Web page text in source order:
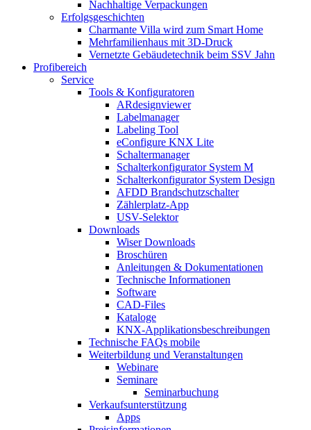
Nachhaltige Verpackungen
Erfolgsgeschichten
Charmante Villa wird zum Smart Home
Mehrfamilienhaus mit 3D-Druck
Vernetzte Gebäudetechnik beim SSV Jahn
Profibereich
Service
Tools & Konfiguratoren
ARdesignviewer
Labelmanager
Labeling Tool
eConfigure KNX Lite
Schaltermanager
Schalterkonfigurator System M
Schalterkonfigurator System Design
AFDD Brandschutzschalter
Zählerplatz-App
USV-Selektor
Downloads
Wiser Downloads
Broschüren
Anleitungen & Dokumentationen
Technische Informationen
Software
CAD-Files
Kataloge
KNX-Applikationsbeschreibungen
Technische FAQs mobile
Weiterbildung und Veranstaltungen
Webinare
Seminare
Seminarbuchung
Verkaufsunterstützung
Apps